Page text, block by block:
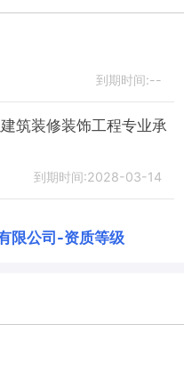
到期时间:--
筑装修装饰工程专业承
到期时间:2028-03-14
限公司 -资质等级